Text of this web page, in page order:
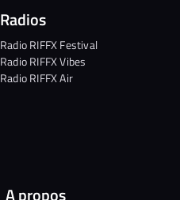
Radios
Radio RIFFX Festival
Radio RIFFX Vibes
Radio RIFFX Air
A propos